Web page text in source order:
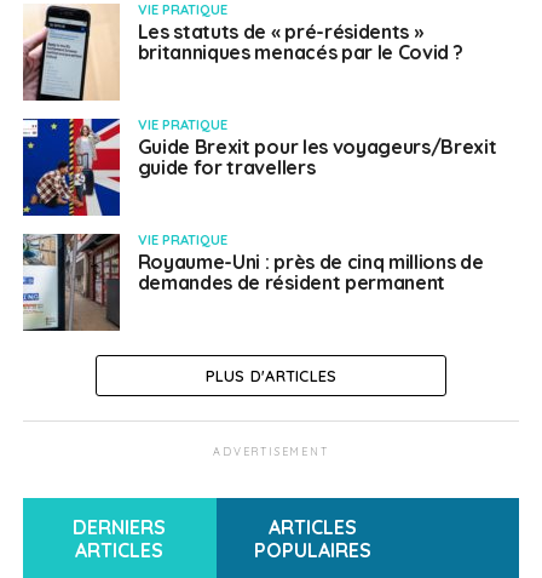
VIE PRATIQUE
Les statuts de « pré-résidents »
britanniques menacés par le Covid ?
VIE PRATIQUE
Guide Brexit pour les voyageurs/Brexit
guide for travellers
VIE PRATIQUE
Royaume-Uni : près de cinq millions de
demandes de résident permanent
PLUS D'ARTICLES
ADVERTISEMENT
DERNIERS
ARTICLES
ARTICLES
POPULAIRES